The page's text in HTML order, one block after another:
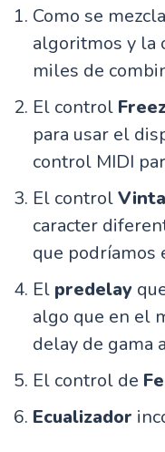
Como se
algoritmos y la
miles de
El control
para usar el
control MIDI
El control
caracter
que podríamos
El predelay
algo que en el
delay de gama
El control de
Ecualizador